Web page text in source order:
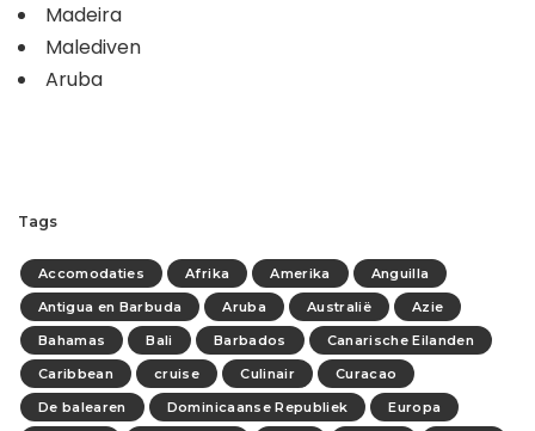
Madeira
Malediven
Aruba
Tags
Accomodaties Afrika Amerika
Anguilla
Antigua en Barbuda
Aruba Australië
Azie
Bahamas
Bali Barbados
Canarische Eilanden
Caribbean
cruise Culinair
Curacao
De balearen
Dominicaanse Republiek
Europa